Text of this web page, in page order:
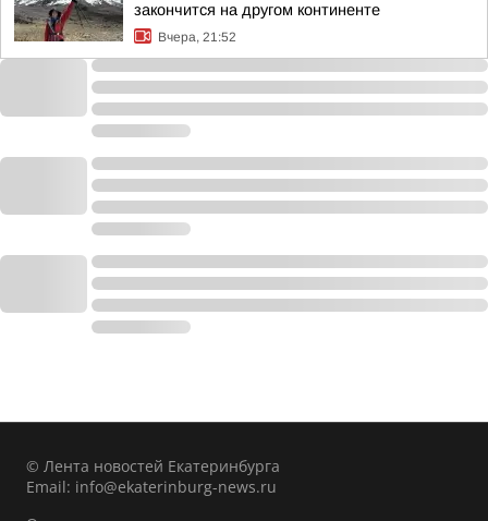
закончится на другом континенте
Вчера, 21:52
© Лента новостей Екатеринбурга
Email: info@ekaterinburg-news.ru